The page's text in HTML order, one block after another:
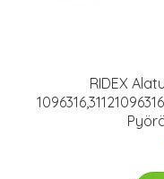
RIDEX